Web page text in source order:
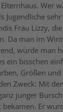
Wer
Jugendliche
Frau Lizzy,
Da man im
würde
ein bisschen
Größen
Zweck: Mit
junger
Er